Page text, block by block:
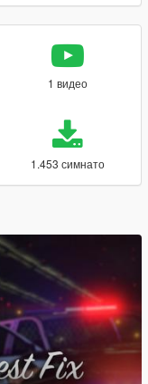
1 видео
1.453 симнато